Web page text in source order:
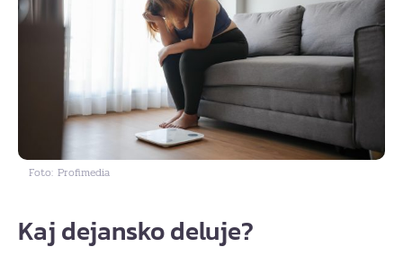
Foto: Profimedia
Kaj dejansko deluje?